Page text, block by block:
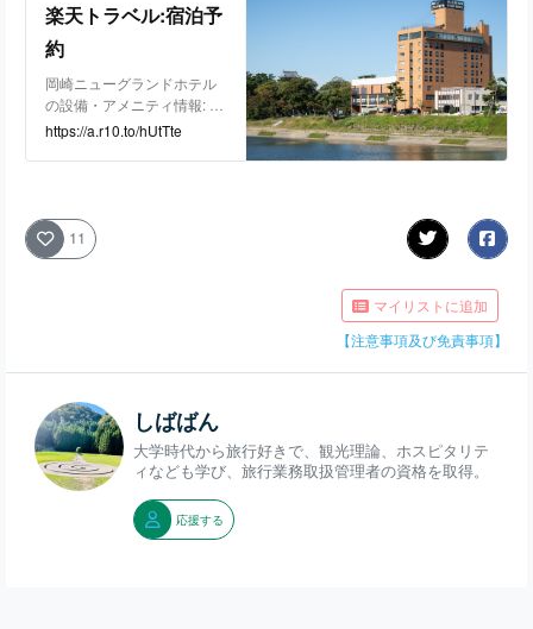
楽天トラベル:宿泊予
約
岡崎ニューグランドホテル
の設備・アメニティ情報: 総
部屋数90室。館内設備: レス
宴会場、会議室、大浴場、
星放送（無料）、電話、イ
ンターネット接続(無線LAN
ラベル】で。
https://a.r10.to/hUtTte
11
マイリストに追加
【注意事項及び免責事項】
しばばん
大学時代から旅行好きで、観光理論、ホスピタリテ
ィなども学び、旅行業務取扱管理者の資格を取得。
応援する